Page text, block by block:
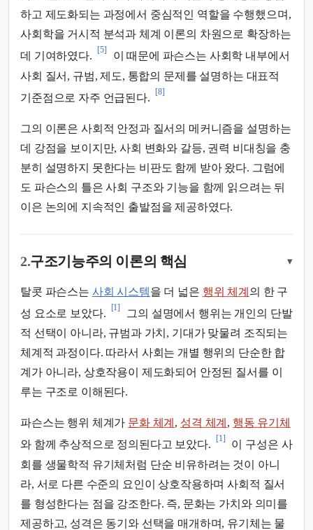
하고 제도화되는 과정에서 중심적인 역할을 수행했으며,
사회학을 거시적 분석과 체계 이론의 차원으로 확장하는
데 기여하였다.
[5]
이 때문에 파슨스는 사회학 내부에서
사회 질서, 규범, 제도, 통합의 문제를 설명하는 대표적
기준점으로 자주 언급된다.
[8]
그의 이론은 사회적 안정과 질서의 메커니즘을 설명하는
데 강점을 보이지만, 사회 변화와 갈등, 권력 비대칭을 충
분히 설명하지 못한다는 비판도 함께 받아 왔다. 그럼에
도 파슨스의 틀은 사회 구조와 기능을 함께 읽으려는 뒤
이은 논의에 지속적인 출발점을 제공하였다.
2.구조기능주의 이론의 핵심 ▾
탈콧 파슨스는 사회 시스템을 더 넓은 행위 체계 의 한 구
성 요소로 보았다.
[1]
그의 설명에서 행위는 개인의 단발
적 선택이 아니라, 규범과 가치, 기대가 맞물려 조직되는
체계적 과정이다. 따라서 사회는 개별 행위의 단순한 합
계가 아니라, 상호작용이 제도화되어 안정된 질서를 이
루는 구조로 이해된다.
파슨스는 행위 체계가 문화 체계 , 성격 체계 , 행동 유기체
와 함께 추상적으로 정의된다고 보았다.
[1]
이 구성은 사
회를 생물학적 유기체처럼 단순 비유하려는 것이 아니
라, 서로 다른 수준의 요인이 상호작용하며 사회적 질서
를 형성한다는 점을 강조한다. 즉, 문화는 가치와 의미를
제공하고, 성격은 동기와 선택을 매개하며, 유기체는 물